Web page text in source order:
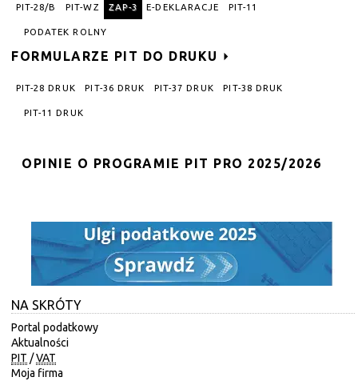
PIT-28/B PIT-WZ ZAP-3 E-DEKLARACJE PIT-11
PODATEK ROLNY
FORMULARZE PIT DO DRUKU
PIT-28 DRUK PIT-36 DRUK PIT-37 DRUK PIT-38 DRUK
PIT-11 DRUK
OPINIE O PROGRAMIE PIT PRO 2025/2026
NA SKRÓTY
Portal podatkowy
Aktualności
PIT /VAT
Moja firma